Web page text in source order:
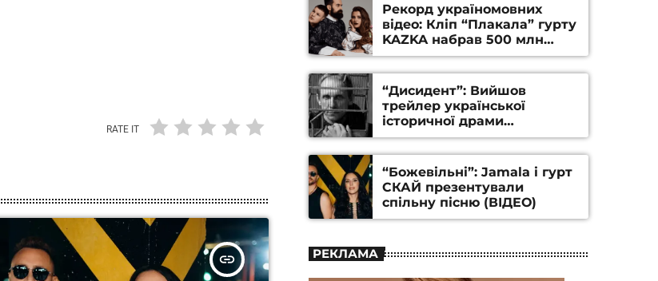
RATE IT
insert_link
Рекорд україномовних
відео: Кліп “Плакала” гурту
KAZKA набрав 500 млн
переглядів на YouTube
“Дисидент”: Вийшов
трейлер української
історичної драми
Станіслава Гуренка та
Андрія Алфьорова (ВІДЕО)
“Божевільні”: Jamala і гурт
СКАЙ презентували
спільну пісню (ВІДЕО)
РЕКЛАМА